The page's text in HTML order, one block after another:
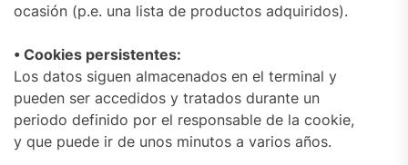
ocasión (p.e. una lista de productos adquiridos).
• Cookies persistentes:
Los datos siguen almacenados en el terminal y
pueden ser accedidos y tratados durante un
periodo definido por el responsable de la cookie,
y que puede ir de unos minutos a varios años.